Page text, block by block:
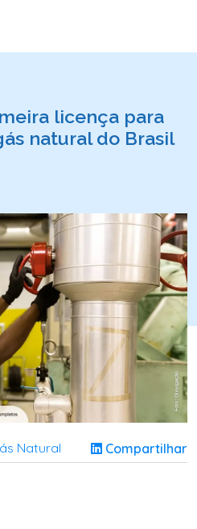
licença para
natural do Brasil
Natural Compartilhar